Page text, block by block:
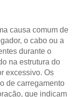
causa comum de
o cabo ou a
durante o
na estrutura do
excessivo. Os
de carregamento
que indicam